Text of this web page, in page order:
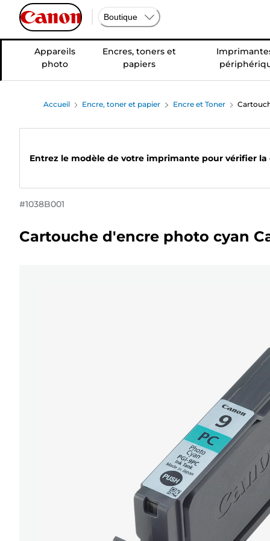
Boutique
Appareils
photo
Encres, toners et
papiers
Accueil Encre, toner et papier Encre et Toner
Entrez le modèle de votre imprimante pour vérifier
#1038B001
Cartouche d'encre photo cyan